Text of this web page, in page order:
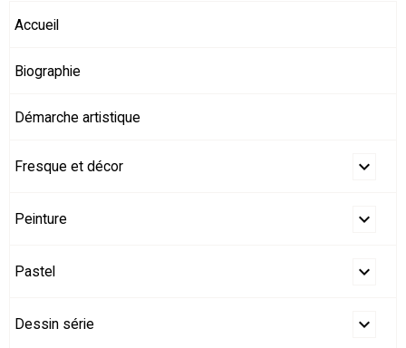
Accueil
Biographie
Démarche artistique
Fresque et décor
Peinture
Pastel
Dessin série